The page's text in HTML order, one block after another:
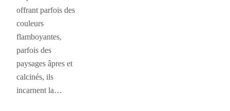
offrant parfois des
couleurs
flamboyantes,
parfois des
paysages âpres et
calcinés, ils
incarnent la…